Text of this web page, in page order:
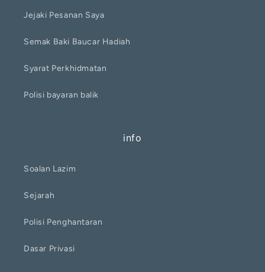
Jejaki Pesanan Saya
Semak Baki Baucar Hadiah
Syarat Perkhidmatan
Polisi bayaran balik
info
Soalan Lazim
Sejarah
Polisi Penghantaran
Dasar Privasi